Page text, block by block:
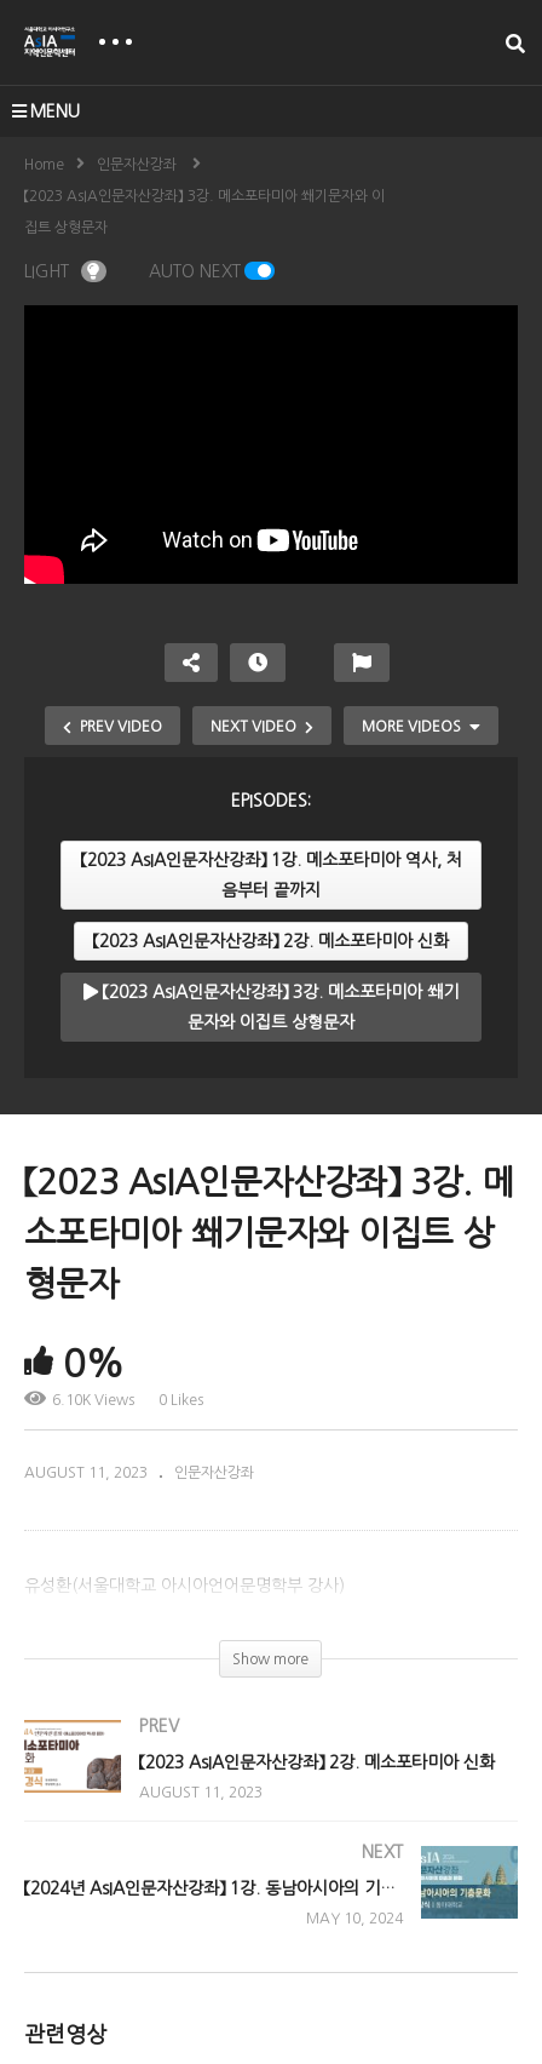
MENU
Home 인문자산강좌
【2023 AsIA인문자산강좌】 3강. 메소포타미아 쐐기문자와 이
집트 상형문자
LIGHT AUTO NEXT
PREV VIDEO NEXT VIDEO MORE VIDEOS
【2023 AsIA인문자산강좌】 1강. 메소포타미아 역사,
처음부터 끝까지
EPISODES:
【2023 AsIA인문자산강좌】 1강. 메소포타미아 역사, 처
음부터 끝까지
【2023 AsIA인문자산강좌】 2강. 메소포타미아 신화
【2023 AsIA인문자산강좌】 3강. 메소포타미아 쐐기
문자와 이집트 상형문자
【2023 AsIA인문자산강좌】 3강. 메
소포타미아 쐐기문자와 이집트 상
형문자
0%
6.10K Views 0 Likes
AUGUST 11, 2023 인문자산강좌
유성환(서울대학교 아시아언어문명학부 강사)
Show more
PREV
【2023 AsIA인문자산강좌】 2강. 메소포타미아 신화
AUGUST 11, 2023
NEXT
【2024년 AsIA인문자산강좌】 1강. 동남아시아의 기층문화
MAY 10, 2024
관련영상